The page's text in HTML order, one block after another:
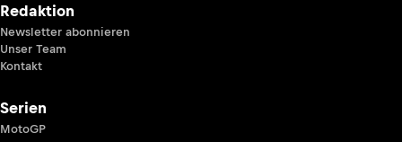
Redaktion
Newsletter abonnieren
Unser Team
Kontakt
Serien
MotoGP